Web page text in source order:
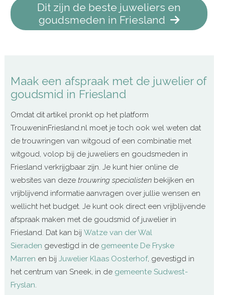
Dit zijn de beste juweliers en
goudsmeden in Friesland
Maak een afspraak met de juwelier of
goudsmid in Friesland
Omdat dit artikel pronkt op het platform
TrouweninFriesland.nl moet je toch ook wel weten dat
de trouwringen van witgoud of een combinatie met
witgoud, volop bij de juweliers en goudsmeden in
Friesland verkrijgbaar zijn. Je kunt hier online de
websites van dezetrouwring specialisten bekijken en
vrijblijvend informatie aanvragen over jullie wensen en
wellicht het budget. Je kunt ook direct een vrijblijvende
afspraak maken met de goudsmid of juwelier in
Friesland. Dat kan bijWatze van der Wal
Sieraden gevestigd in de gemeente De Fryske
Marren en bijJuwelier Klaas Oosterhof, gevestigd in
het centrum van Sneek, in de gemeente Sudwest-
Fryslan.